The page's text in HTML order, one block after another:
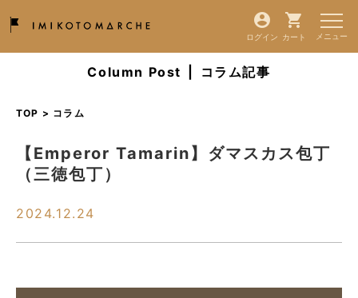
ログイン カート
Column Post コラム記事
TOP > コラム
【Emperor Tamarin】ダマスカス包丁
（三徳包丁）
2024.12.24